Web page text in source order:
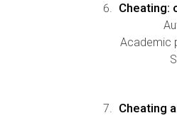
Cheating:
Academic
Cheating